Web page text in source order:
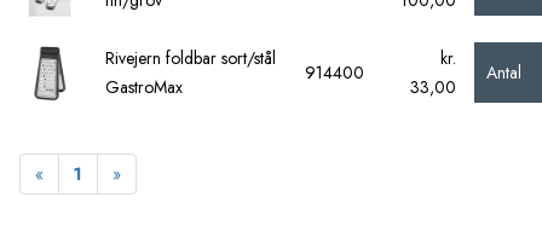
Rivejern foldbar sort/stål
GastroMax
914400
kr.
33,00
Antal
« Forrige
1 »Næste